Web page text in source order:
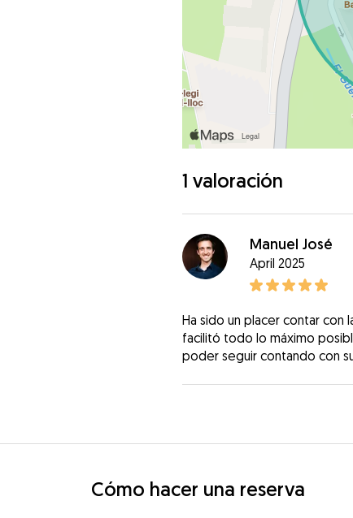
1 valoración
Manuel José
April 2025
Ha sido un placer contar con
facilitó todo lo máximo
poder seguir contando con
Cómo hacer una reserva